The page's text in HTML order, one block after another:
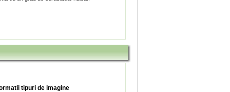
tipuri de imagine